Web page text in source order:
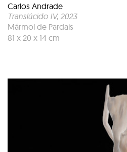
Carlos Andrade
Translúcido IV, 2023
Mármol de Pardais
81 x 20 x 14 cm